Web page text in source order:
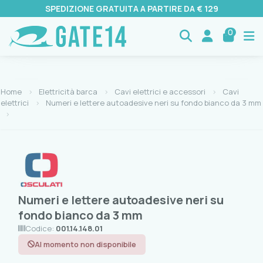
SPEDIZIONE GRATUITA A PARTIRE DA € 129
0
Home Elettricità barca Cavi elettrici e accessori
Cavi
elettrici
Numeri e lettere autoadesive neri su fondo bianco da 3 mm
Numeri e lettere autoadesive neri su
fondo bianco da 3 mm
Codice: 001.14.148.01
Al momento non disponibile